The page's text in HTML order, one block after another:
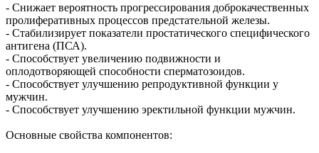
- Снижает вероятность прогрессирования доброкачественных
пролиферативных процессов предстательной железы.
- Стабилизирует показатели простатического специфического
антигена (ПСА).
- Способствует увеличению подвижности и
оплодотворяющей способности сперматозоидов.
- Способствует улучшению репродуктивной функции у
мужчин.
- Способствует улучшению эректильной функции мужчин.
Основные свойства компонентов: